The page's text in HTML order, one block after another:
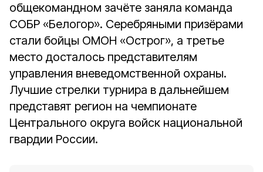
общекомандном зачёте заняла команда
СОБР «Белогор». Серебряными призёрами
стали бойцы ОМОН «Острог», а третье
место досталось представителям
управления вневедомственной охраны.
Лучшие стрелки турнира в дальнейшем
представят регион на чемпионате
Центрального округа войск национальной
гвардии России.